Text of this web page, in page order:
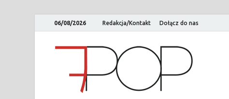
06/08/2026 Redakcja/Kontakt Dołącz do nas